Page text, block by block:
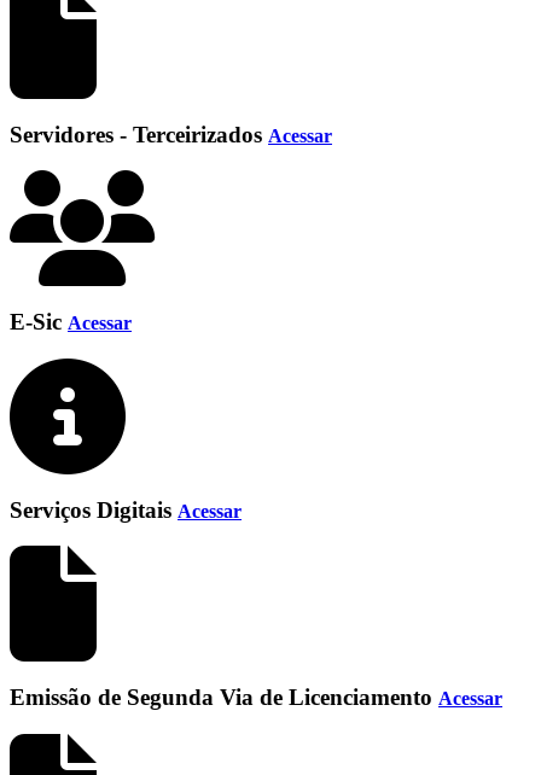
Servidores - Terceirizados Acessar
E-Sic Acessar
Serviços Digitais Acessar
Emissão de Segunda Via de Licenciamento Acessar